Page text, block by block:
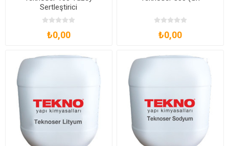
Sertleştirici
₺0,00 ₺0,00